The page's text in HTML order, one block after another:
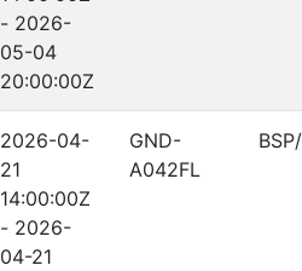
- 2026-
05-04
20:00:00Z
2026-04-
21
14:00:00Z
- 2026-
04-21
GND-
A042FL